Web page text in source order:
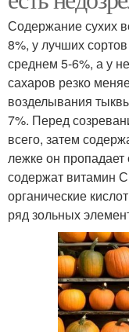
Содержание сухих
8%, у лучших
среднем 5-6%, а у
сахаров резко
возделывания
7%. Перед
всего, затем
лежке он
содержат витамин
органические
ряд зольных